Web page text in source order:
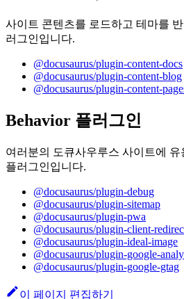
사이트 콘텐츠를 로드하고 테마를
러그인입니다.
@docusaurus/plugin-content-docs
@docusaurus/plugin-content-blog
@docusaurus/plugin-content-
Behavior 플러그인
여러분의 도큐사우루스 사이트에
플러그인입니다.
@docusaurus/plugin-debug
@docusaurus/plugin-sitemap
@docusaurus/plugin-pwa
@docusaurus/plugin-client-
@docusaurus/plugin-ideal-image
@docusaurus/plugin-google-
@docusaurus/plugin-google-gtag
이 페이지 편집하기